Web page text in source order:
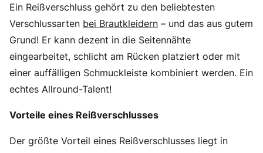
Ein Reißverschluss gehört zu den beliebtesten
Verschlussarten bei Brautkleidern – und das aus gutem
Grund! Er kann dezent in die Seitennähte
eingearbeitet, schlicht am Rücken platziert oder mit
einer auffälligen Schmuckleiste kombiniert werden. Ein
echtes Allround-Talent!
Vorteile eines Reißverschlusses
Der größte Vorteil eines Reißverschlusses liegt in